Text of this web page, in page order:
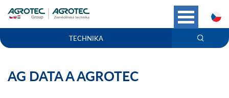
TECHNIKA
AG DATA A AGROTEC